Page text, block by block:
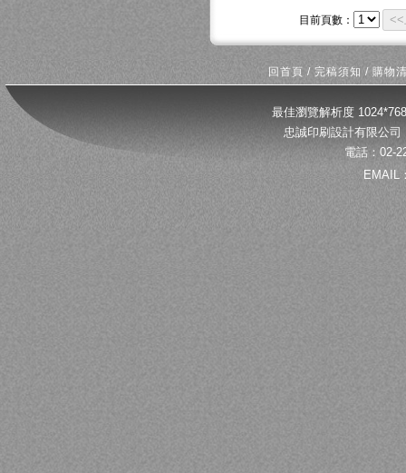
目前頁數： <<
回首頁 /完稿須知 /購物
最佳瀏覽解析度
忠誠印刷設計有限公
電話：02-
EMAIL